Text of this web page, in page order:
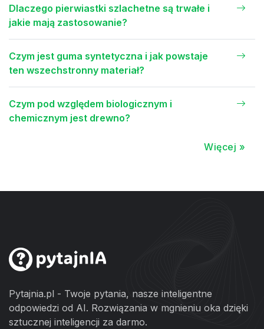
Dlaczego pierwiastki szlachetne są trwałe i
jakie mają zastosowanie?
Czym jest guma syntetyczna i jak powstaje
ten wszechstronny materiał?
Czym pod względem biologicznym i
chemicznym jest drewno?
Więcej »
Pytajnia.pl - Twoje pytania, nasze inteligentne
odpowiedzi od AI. Rozwiązania w mgnieniu oka dzięki
sztucznej inteligencji za darmo.